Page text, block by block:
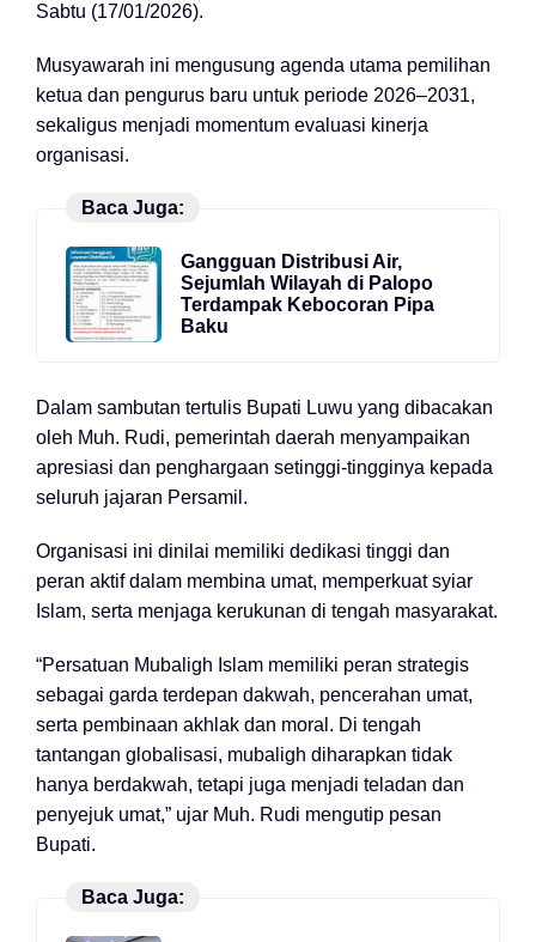
Sabtu (17/01/2026).
Musyawarah ini mengusung agenda utama pemilihan
ketua dan pengurus baru untuk periode 2026–2031,
sekaligus menjadi momentum evaluasi kinerja
organisasi.
Baca Juga:
Gangguan Distribusi Air,
Sejumlah Wilayah di Palopo
Terdampak Kebocoran Pipa
Baku
Dalam sambutan tertulis Bupati Luwu yang dibacakan
oleh Muh. Rudi, pemerintah daerah menyampaikan
apresiasi dan penghargaan setinggi-tingginya kepada
seluruh jajaran Persamil.
Organisasi ini dinilai memiliki dedikasi tinggi dan
peran aktif dalam membina umat, memperkuat syiar
Islam, serta menjaga kerukunan di tengah masyarakat.
“Persatuan Mubaligh Islam memiliki peran strategis
sebagai garda terdepan dakwah, pencerahan umat,
serta pembinaan akhlak dan moral. Di tengah
tantangan globalisasi, mubaligh diharapkan tidak
hanya berdakwah, tetapi juga menjadi teladan dan
penyejuk umat,” ujar Muh. Rudi mengutip pesan
Bupati.
Baca Juga: